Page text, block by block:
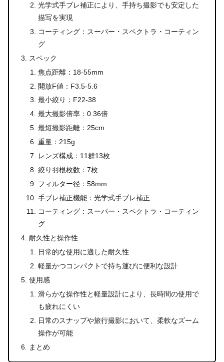
光学式手ブレ補正により、手持ち撮影でも安定した
描写を実現
コーティング：スーパー・スペクトラ・コーティン
グ
スペック
焦点距離：18-55mm
開放F値：F3.5-5.6
最小絞り：F22-38
最大撮影倍率：0.36倍
最短撮影距離：25cm
重量：215g
レンズ構成：11群13枚
絞り羽根枚数：7枚
フィルター径：58mm
手ブレ補正機能：光学式手ブレ補正
コーティング：スーパー・スペクトラ・コーティン
グ
耐久性と操作性
日常的な使用に適した耐久性
軽量かつコンパクトで持ち運びに便利な設計
使用感
滑らかな操作性と軽量設計により、長時間の使用で
も疲れにくい
日常のスナップや旅行撮影において、柔軟なズーム
操作が可能
まとめ